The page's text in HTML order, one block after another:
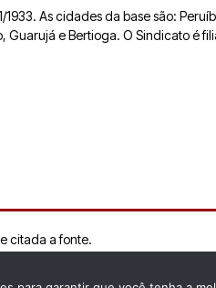
1933. As cidades da base são:
Guarujá e Bertioga. O Sindicato é
citada a fonte.